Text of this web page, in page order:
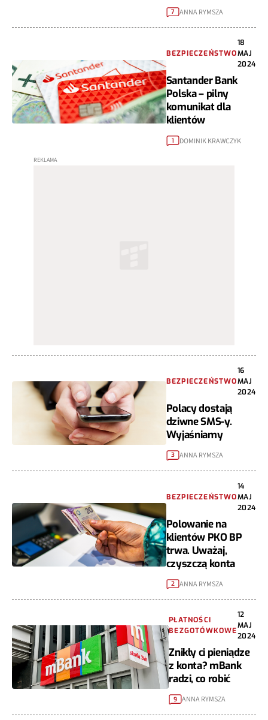
7 ANNA RYMSZA
BEZPIECZEŃSTWO
18
MAJ
2024
Santander Bank
Polska – pilny
komunikat dla
klientów
1 DOMINIK KRAWCZYK
BEZPIECZEŃSTWO
16
MAJ
2024
Polacy dostają
dziwne SMS-y.
Wyjaśniamy
3 ANNA RYMSZA
BEZPIECZEŃSTWO
14
MAJ
2024
Polowanie na
klientów PKO BP
trwa. Uważaj,
czyszczą konta
2 ANNA RYMSZA
PŁATNOŚCI
BEZGOTÓWKOWE
12
MAJ
2024
Znikły ci pieniądze
z konta? mBank
radzi, co robić
9 ANNA RYMSZA